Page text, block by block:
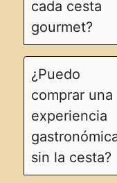
cada cesta
gourmet?
¿Puedo
comprar una
experiencia
sin la cesta?